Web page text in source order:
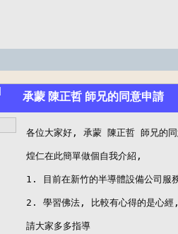
承蒙 陳正哲 師兄的同意申請
各位大家好, 承蒙 陳正哲 師兄的
煌仁在此簡單做個自我介紹,
1. 目前在新竹的半導體設備公司
2. 學習佛法, 比較有心得的是
請大家多多指導